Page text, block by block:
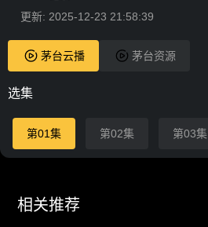
更新: 2025-12-23 21:58:39
茅台云播 茅台资源
选集
第01集 第02集 第03集
相关推荐